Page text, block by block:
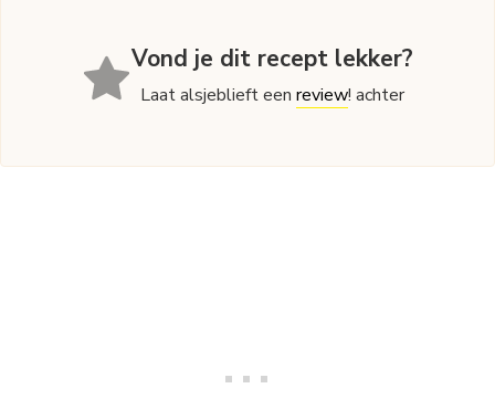
Vond je dit recept lekker?
Laat alsjeblieft eenreview! achter